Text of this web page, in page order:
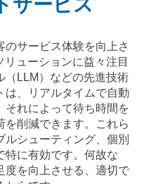
サービス
サービス体験を向上さ
ューションに益々注目
（LLM）などの先進技術
は、リアルタイムで自動
それによって待ち時間を
を削減できます。これら
シューティング、個別
特に有効です。何故な
度を向上させる、適切で